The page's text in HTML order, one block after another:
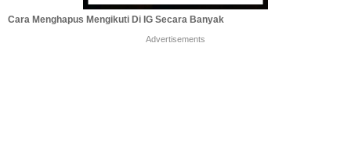
Cara Menghapus Mengikuti Di IG Secara Banyak
Advertisements